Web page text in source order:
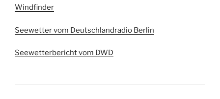
Windfinder
Seewetter vom Deutschlandradio Berlin
Seewetterbericht vom DWD